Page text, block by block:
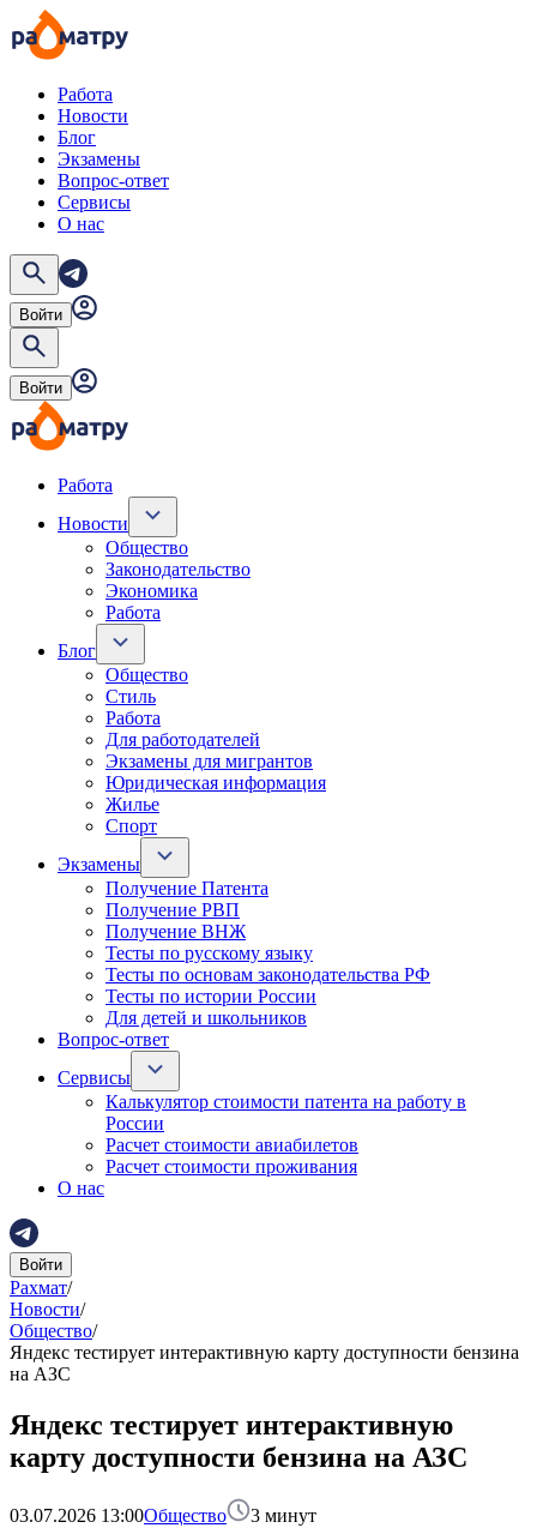
Работа
Новости
Блог
Экзамены
Вопрос-ответ
Сервисы
О нас
Войти
Войти
Работа
Новости
Общество
Законодательство
Экономика
Работа
Блог
Общество
Стиль
Работа
Для работодателей
Экзамены для мигрантов
Юридическая информация
Жилье
Спорт
Экзамены
Получение Патента
Получение РВП
Получение ВНЖ
Тесты по русскому языку
Тесты по основам законодательства РФ
Тесты по истории России
Для детей и школьников
Вопрос-ответ
Сервисы
Калькулятор стоимости патента на работу в
России
Расчет стоимости авиабилетов
Расчет стоимости проживания
О нас
Войти
Рахмат/
Новости/
Общество/
Яндекс тестирует интерактивную карту доступности бензина
на АЗС
Яндекс тестирует интерактивную
карту доступности бензина на АЗС
03.07.2026 13:00Общество 3 минут